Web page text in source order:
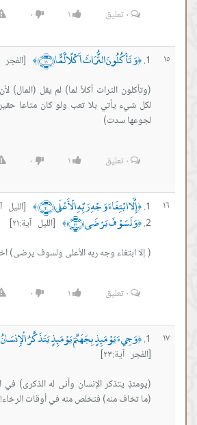
٠تعليق ١ ٠
١٥ ﴿وَتَأْكُلُونَ التُّرَاثَ أَكْلًا لَّمًّا ﴿١٩﴾ ﴾
[الفجر
(وتأكلون التراث أكلاً لما) لم يقل (المال)
لكل شيء يأتي بلا تعب ولو كان متاعا
لجوعها سدت)
٠تعليق ١ ٠
١٦ ﴿إِلَّا ابْتِغَاءَ وَجْهِ رَبِّهِ الْأَعْلَى ﴿٢٠﴾ ﴾ [الليل
﴿وَلَسَوْفَ يَرْضَى ﴿٢١﴾ ﴾
[الليل آية:٢١]
( إلا ابتغاء وجه ربه الأعلى ولسوف يرضى)
٠تعليق ١ ٠
١٧ ﴿وَجِيءَ يَوْمَئِذٍ بِجَهَنَّمَ يَوْمَئِذٍ يَتَذَكَّرُ الْإِنسَانُ
[الفجر آية:٢٣]
(يومئذٍ يتذكر الإنسان وأنى له الذكرى)
(ما تخاف منه) فتخلص منه في أوقات